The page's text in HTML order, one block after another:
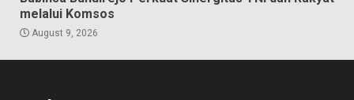
melalui Komsos
August 9, 2026